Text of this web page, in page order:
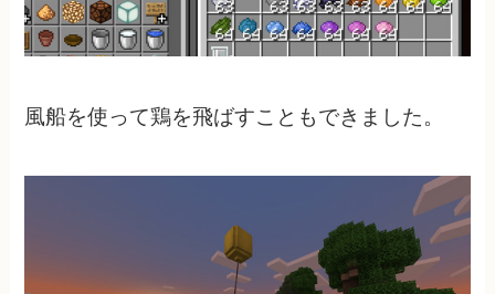
風船を使って鶏を飛ばすこともできました。